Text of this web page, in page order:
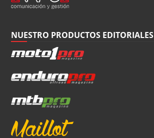
NUESTRO PRODUCTOS EDITORIALES